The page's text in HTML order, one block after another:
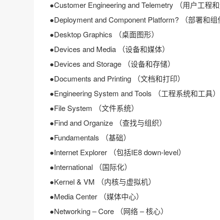
●Customer Engineering and Telemetry （用户工程和
●Deployment and Component Platform? （部署和组
●Desktop Graphics （桌面图形）
●Devices and Media （设备和媒体）
●Devices and Storage （设备和存储）
●Documents and Printing （文档和打印）
●Engineering System and Tools （工程系统和工具）
●File System （文件系统）
●Find and Organize （查找与组织）
●Fundamentals （基础）
●Internet Explorer （包括IE8 down-level）
●International （国际化）
●Kernel & VM （内核与虚拟机）
●Media Center （媒体中心）
●Networking – Core （网络 – 核心）